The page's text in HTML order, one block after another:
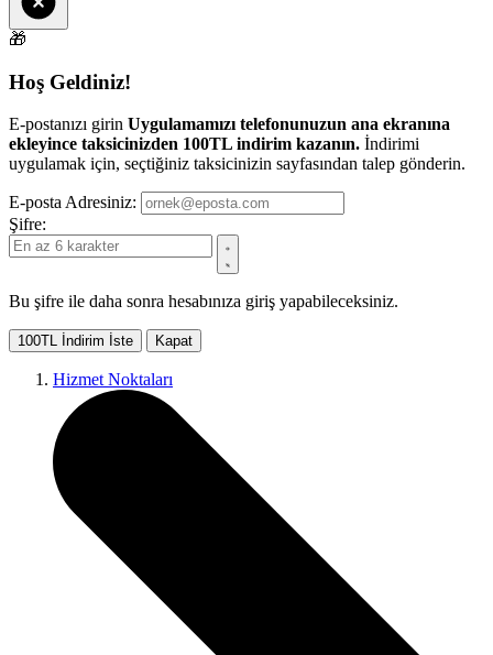
🎁
Hoş Geldiniz!
E-postanızı girin Uygulamamızı telefonunuzun ana ekranına
ekleyince taksicinizden 100TL indirim kazanın. İndirimi
uygulamak için, seçtiğiniz taksicinizin sayfasından talep gönderin.
E-posta Adresiniz:
Şifre:
Bu şifre ile daha sonra hesabınıza giriş yapabileceksiniz.
100TL İndirim İste Kapat
Hizmet Noktaları